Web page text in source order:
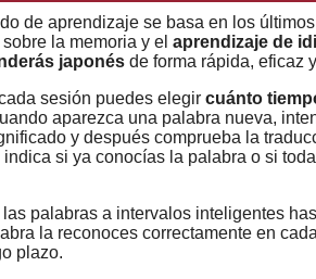
de aprendizaje se basa en los
la memoria y el aprendizaje de
japonésde forma rápida, eficaz
sesión puedes elegir cuánto
aparezca una palabra nueva,
y después comprueba la
si ya conocías la palabra o si
palabras a intervalos inteligentes
la reconoces correctamente en
plazo.